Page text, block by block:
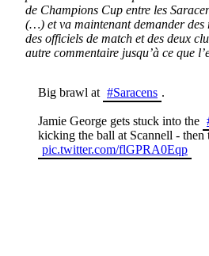
de Champions Cup entre les
(…) et va maintenant demander des
des officiels de match et des deux
autre commentaire jusqu’à ce que
Big brawl at #Saracens .
Jamie George gets stuck into the
kicking the ball at Scannell - then
pic.twitter.com/flGPRA0Eqp